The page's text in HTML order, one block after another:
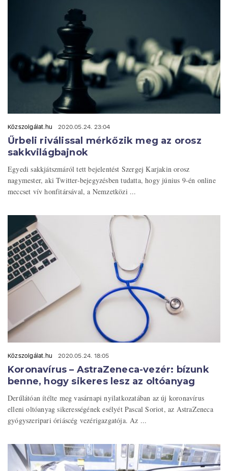
Közszolgálat.hu 2020.05.24. 23:04
Űrbeli riválissal mérkőzik meg az orosz
sakkvilágbajnok
Egyedi sakkjátszmáról tett bejelentést Szergej Karjakin orosz
nagymester, aki Twitter-bejegyzésben tudatta, hogy június 9-én online
meccset vív honfitársával, a Nemzetközi ...
Közszolgálat.hu 2020.05.24. 18:05
Koronavírus – AstraZeneca-vezér: bízunk
benne, hogy sikeres lesz az oltóanyag
Derűlátóan ítélte meg vasárnapi nyilatkozatában az új koronavírus
elleni oltóanyag sikerességének esélyét Pascal Soriot, az AstraZeneca
gyógyszeripari óriáscég vezérigazgatója. Az ...